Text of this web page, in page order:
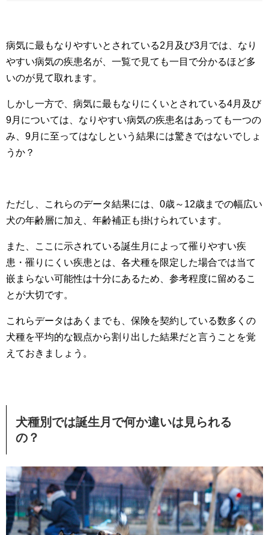
病気に最もなりやすいとされている2月及び3月では、なり
やすい病気の疾患名が、一覧で見ても一目で分かるほど多
いのが見て取れます。
しかし一方で、病気に最もなりにくいとされている4月及び
9月については、なりやすい病気の疾患名はあっても一つの
み、9月に至ってはなしという結果には驚きではないでしょ
うか？
ただし、これらのデータ結果には、0歳～12歳までの幅広い
犬の年齢層に加え、年齢補正も掛けられています。
また、ここに示されている誕生月によって罹りやすい疾
患・罹りにくい疾患とは、各犬種を限定した場合では当て
嵌まらない可能性は十分にあるため、参考程度に留めるこ
とが大切です。
これらデータはあくまでも、保険を契約している数多くの
犬種を平均的な観点から割り出した結果だと言うことを覚
えておきましょう。
犬種別では誕生月で何か違いは見られる
の？